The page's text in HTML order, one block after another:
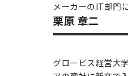
メーカーのIT部門
栗原 章二
グロービス経営大